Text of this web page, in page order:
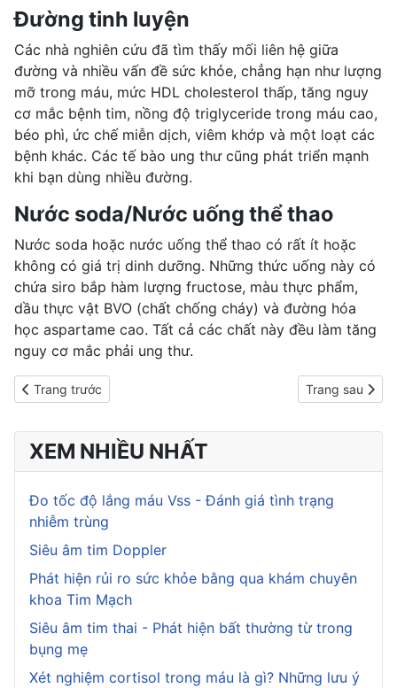
Đường tinh luyện
Các nhà nghiên cứu đã tìm thấy mối liên hệ giữa
đường và nhiều vấn đề sức khỏe, chẳng hạn như lượng
mỡ trong máu, mức HDL cholesterol thấp, tăng nguy
cơ mắc bệnh tim, nồng độ triglyceride trong máu cao,
béo phì, ức chế miễn dịch, viêm khớp và một loạt các
bệnh khác. Các tế bào ung thưcũng phát triển mạnh
khi bạn dùng nhiều đường.
Nước soda/Nước uống thể thao
Nước soda hoặc nước uống thể thao có rất ít hoặc
không có giá trị dinh dưỡng. Những thức uống này có
chứa siro bắp hàm lượng fructose, màu thực phẩm,
dầu thực vật BVO (chất chống cháy) và đường hóa
học aspartame cao. Tất cả các chất này đều làm tăng
nguy cơ mắc phải ung thư.
Previous article: 10 thực phẩm giàu chất béo lành mạnh
Trang trước Next article:
Trang sau
XEM NHIỀU NHẤT
Đo tốc độ lắng máu Vss - Đánh giá tình trạng
nhiễm trùng
Siêu âm tim Doppler
Phát hiện rủi ro sức khỏe bằng qua khám chuyên
khoa Tim Mạch
Siêu âm tim thai - Phát hiện bất thường từ trong
bụng mẹ
Xét nghiệm cortisol trong máu là gì? Những lưu ý